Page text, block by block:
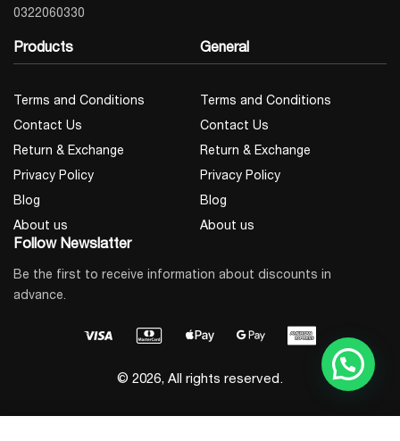
0322060330
Products
Terms and Conditions
Contact Us
Return & Exchange
Privacy Policy
Blog
About us
General
Terms and Conditions
Contact Us
Return & Exchange
Privacy Policy
Blog
About us
Follow Newslatter
Be the first to receive information about discounts in
advance.
© 2026, All rights reserved.